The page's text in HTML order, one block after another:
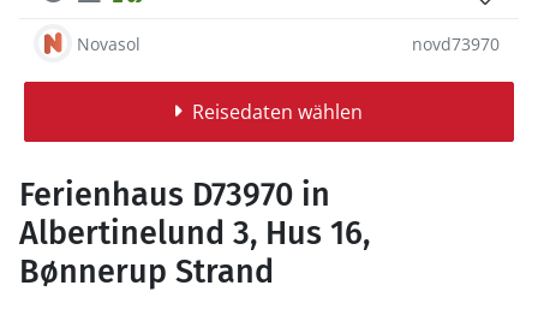
Novasol novd73970
Reisedaten wählen
Ferienhaus D73970 in
Albertinelund 3, Hus 16,
Bønnerup Strand